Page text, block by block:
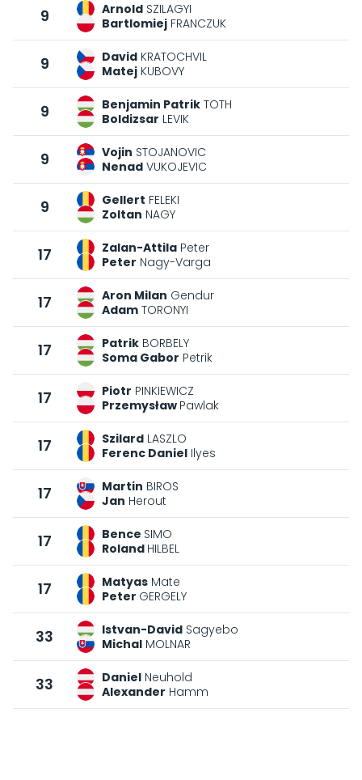
9 Arnold SZILAGYI
Bartlomiej FRANCZUK
9 David KRATOCHVIL
Matej KUBOVY
9 Benjamin Patrik TOTH
Boldizsar LEVIK
9 Vojin STOJANOVIC
Nenad VUKOJEVIC
9 Gellert FELEKI
Zoltan NAGY
17 Zalan-Attila Peter
Peter Nagy-Varga
17 Aron Milan Gendur
Adam TORONYI
17 Patrik BORBELY
Soma Gabor Petrik
17 Piotr PINKIEWICZ
Przemysław Pawlak
17 Szilard LASZLO
Ferenc Daniel Ilyes
17 Martin BIROS
Jan Herout
17 Bence SIMO
Roland HILBEL
17 Matyas Mate
Peter GERGELY
33 Istvan-David Sagyebo
Michal MOLNAR
33 Daniel Neuhold
Alexander Hamm